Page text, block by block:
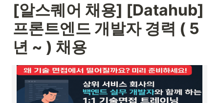
[알스퀘어 채용] [Datahub]
프론트엔드 개발자 경력 ( 5
년 ~ ) 채용